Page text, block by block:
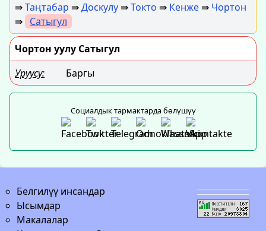
⇛Таңтабар ⇛Доскулу ⇛Токто ⇛ Кенже ⇛ Чортон
⇛ Сатыгул
Чортон уулу Сатыгул
Уруусу:
Баргы
Социалдык тармактарда бөлүшүү
Белгилүү инсандар
Ысымдар
Макалалар